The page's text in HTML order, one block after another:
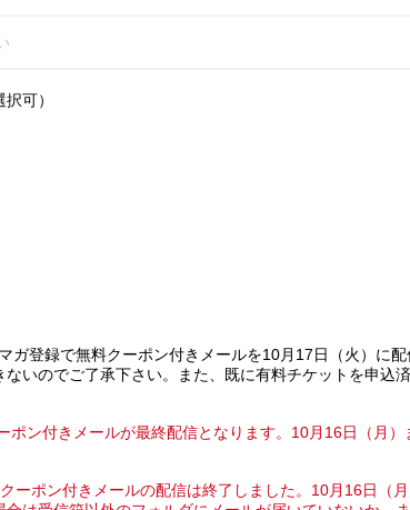
可）
ガ登録で無料クーポン付きメールを10月17日（火）に
いのでご了承下さい。また、既に有料チケットを申込
ポン付きメールが最終配信となります。10月16日（月
ーポン付きメールの配信は終了しました。10月16日（